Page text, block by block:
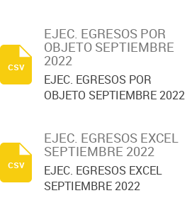
EJEC. EGRESOS POR
OBJETO SEPTIEMBRE
2022
EJEC. EGRESOS POR
OBJETO SEPTIEMBRE 2022
csv
EJEC. EGRESOS EXCEL
SEPTIEMBRE 2022
EJEC. EGRESOS EXCEL
SEPTIEMBRE 2022
csv